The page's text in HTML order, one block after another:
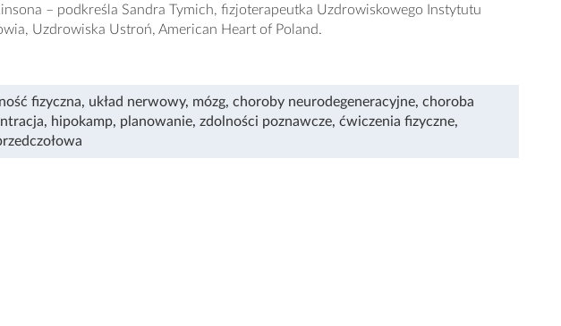
– podkreśla Sandra Tymich, fizjoterapeutka Uzdrowiskowego Instytutu
Uzdrowiska Ustroń, American Heart of Poland.
fizyczna, układ nerwowy, mózg, choroby neurodegeneracyjne, choroba
, hipokamp, planowanie, zdolności poznawcze, ćwiczenia fizyczne,